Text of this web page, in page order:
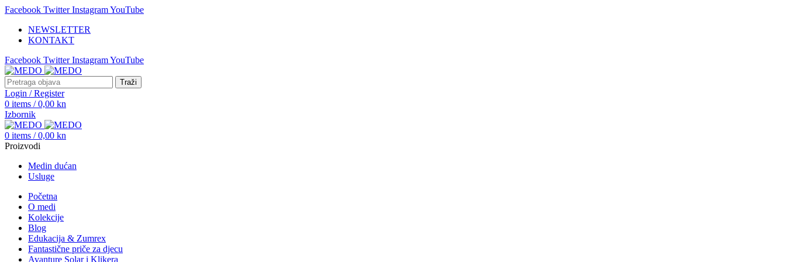
Facebook Twitter InstagramYouTube
NEWSLETTER
KONTAKT
Facebook Twitter InstagramYouTube
Traži
Login / Register
0 items / 0,00 kn
Izbornik
0 items / 0,00 kn
Proizvodi
Medin dućan
Usluge
Početna
O medi
Kolekcije
Blog
Edukacija & Zumrex
Fantastične priče za djecu
Avanture Solar i Klikera